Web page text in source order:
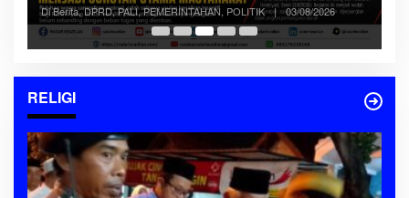
Sorotan Utama Masyarakat
Di Berita, DPRD, PALI, PEMERINTAHAN, POLITIK | 03/08/2026
RELIGI